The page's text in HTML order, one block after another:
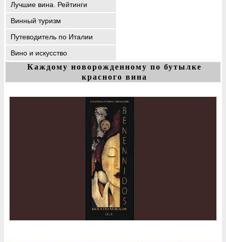
Лучшие вина. Рейтинги
Винный туризм
Путеводитель по Италии
Вино и искусство
Каждому новорожденному по бутылке
красного вина